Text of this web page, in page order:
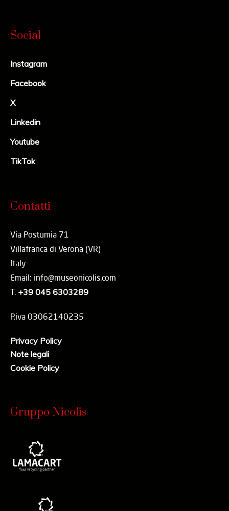
Social
Instagram
Facebook
X
Linkedin
Youtube
TikTok
Contatti
Via Postumia 71
Villafranca di Verona (VR)
Italy
Email: info@museonicolis.com
T. +39 045 6303289
P.iva 03062140235
Privacy Policy
Note legali
Cookie Policy
Gruppo Nicolis